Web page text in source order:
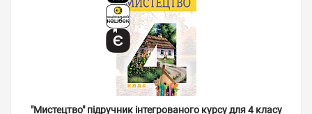
"Мистецтво" підручник інтегрованого курсу для 4 класу